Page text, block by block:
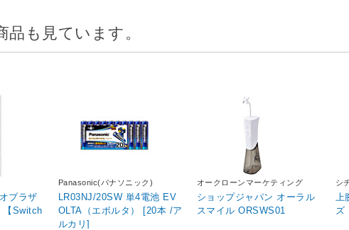
も見ています。
ブラザ
【Switch
Panasonic(パナソニック)
LR03NJ/20SW 単4電池 EV
OLTA（エボルタ） [20本 /ア
ルカリ]
オークローンマーケティング
ショップジャパン オーラル
スマイル ORSWS01
シ
ズ